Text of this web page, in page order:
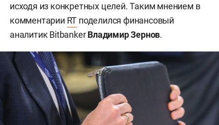
исходя из конкретных целей. Таким мнением в
комментарии RT поделился финансовый
аналитик BitbankerВладимир Зернов.